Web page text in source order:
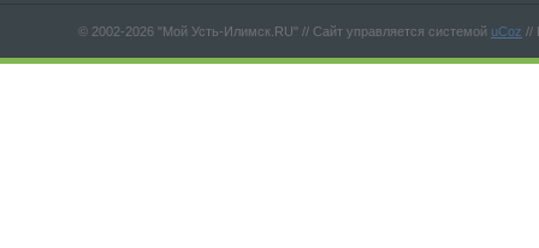
© 2002-2026 "Мой Усть-Илимск.RU" // Сайт управляется системой uCoz //